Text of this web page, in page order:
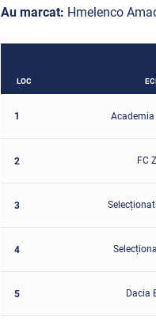
Au marcat: Hmelenco
LOC
1 Academia
2 FC
3
4
5 Dacia